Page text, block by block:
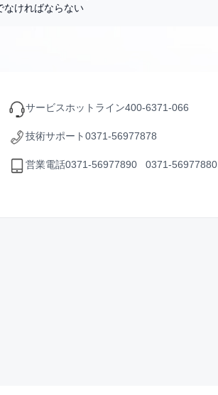
なければならない
サービスホットライン400-6371-066
技術サポート0371-56977878
営業電話0371-56977890 0371-56977880